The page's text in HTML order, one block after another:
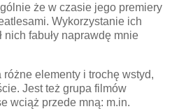
że w czasie jego premiery
Wykorzystanie ich
nich fabuły naprawdę mnie
różne elementy i trochę wstyd,
Jest też grupa filmów
wciąż przede mną: m.in.